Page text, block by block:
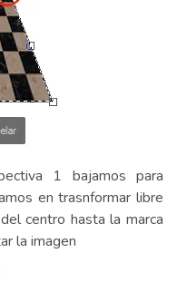
1 bajamos para
en trasnformar libre
centro hasta la marca
la imagen